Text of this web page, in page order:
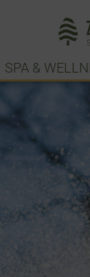
SPA &